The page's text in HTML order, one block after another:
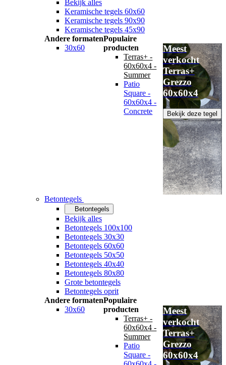
Bekijk alles
Keramische tegels 60x60
Keramische tegels 90x90
Keramische tegels 45x90
Andere formaten
30x60
Populaire
producten
Terras+ -
60x60x4 -
Summer
Patio
Square -
60x60x4 -
Concrete
Meest
verkocht
Terras+
Grezzo
60x60x4
Bekijk deze tegel
Betontegels
Betontegels
Bekijk alles
Betontegels 100x100
Betontegels 30x30
Betontegels 60x60
Betontegels 50x50
Betontegels 40x40
Betontegels 80x80
Grote betontegels
Betontegels oprit
Andere formaten
30x60
Populaire
producten
Terras+ -
60x60x4 -
Summer
Patio
Square -
Meest
verkocht
Terras+
Grezzo
60x60x4